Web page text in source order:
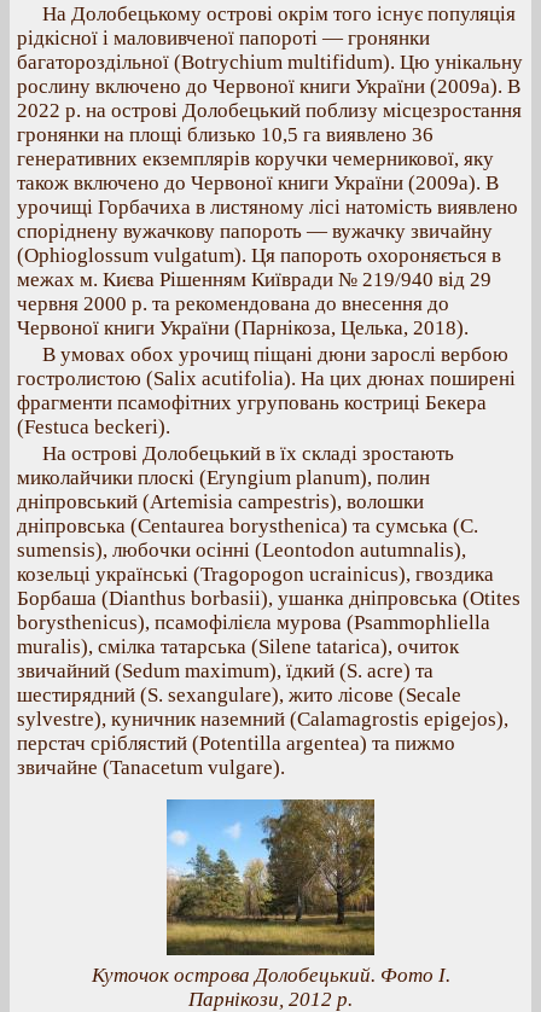
На Долобецькому острові окрім того існує популяція
рідкісної і маловивченої папороті — гронянки
багатороздільної (Botrychium multifidum). Цю унікальну
рослину включено до Червоної книги України (2009а). В
2022 р. на острові Долобецький поблизу місцезростання
гронянки на площі близько 10,5 га виявлено 36
генеративних екземплярів коручки чемерникової, яку
також включено до Червоної книги України (2009а). В
урочищі Горбачиха в листяному лісі натомість виявлено
споріднену вужачкову папороть — вужачку звичайну
(Ophioglossum vulgatum). Ця папороть охороняється в
межах м. Києва Рішенням Київради № 219/940 від 29
червня 2000 р. та рекомендована до внесення до
Червоної книги України (Парнікоза, Целька, 2018).
В умовах обох урочищ піщані дюни зарослі вербою
гостролистою (Salix acutifolia). На цих дюнах поширені
фрагменти псамофітних угруповань костриці Бекера
(Festuca beckeri).
На острові Долобецький в їх складі зростають
миколайчики плоскі (Eryngium planum), полин
дніпровський (Artemisia campestris), волошки
дніпровська (Centaurea borysthenica) та сумська (C.
sumensis), любочки осінні (Leontodon autumnalis),
козельці українські (Tragopogon ucrainicus), гвоздика
Борбаша (Dianthus borbasii), ушанка дніпровська (Otites
borysthenicus), псамофілієла мурова (Psammophliella
muralis), смілка татарська (Silene tatarica), очиток
звичайний (Sedum maximum), їдкий (S. acre) та
шестирядний (S. sexangulare), жито лісове (Secale
sylvestre), куничник наземний (Calamagrostis epigejos),
перстач сріблястий (Potentilla argentea) та пижмо
звичайне (Tanacetum vulgare).
Куточок острова Долобецький. Фото І.
Парнікози, 2012 р.